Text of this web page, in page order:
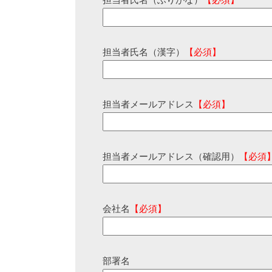
担当者氏名（漢字） 【必須】
担当者メールアドレス 【必須】
担当者メールアドレス（確認用） 【必須
会社名 【必須】
部署名